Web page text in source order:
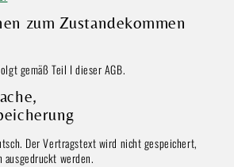
zum Zustandekommen
gemäß Teil I dieser AGB.
Der Vertragstext wird nicht gespeichert,
ausgedruckt werden.